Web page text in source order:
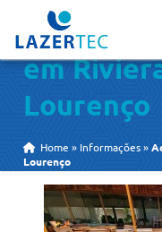
em
Lourenço
Home » Informações »
Lourenço